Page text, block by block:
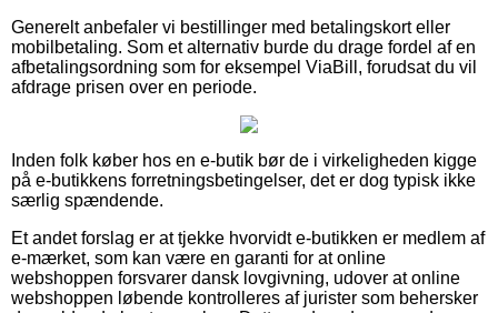
Generelt anbefaler vi bestillinger med betalingskort eller
mobilbetaling. Som et alternativ burde du drage fordel af en
afbetalingsordning som for eksempel ViaBill, forudsat du vil
afdrage prisen over en periode.
Inden folk køber hos en e-butik bør de i virkeligheden kigge
på e-butikkens forretningsbetingelser, det er dog typisk ikke
særlig spændende.
Et andet forslag er at tjekke hvorvidt e-butikken er medlem af
e-mærket, som kan være en garanti for at online
webshoppen forsvarer dansk lovgivning, udover at online
webshoppen løbende kontrolleres af jurister som behersker